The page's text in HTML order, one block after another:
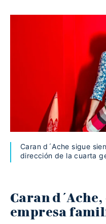
Caran d´Ache sigue
dirección de la cuarta
Caran
empresa